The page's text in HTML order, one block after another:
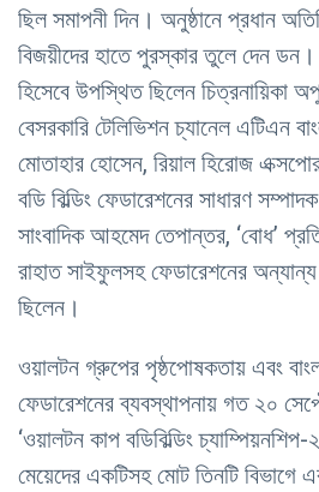
ছিল সমাপনী দিন। অনুষ্ঠানে প্রধান
বিজয়ীদের হাতে পুরস্কার তুলে দেন ডন।
হিসেবে উপস্থিত ছিলেন চিত্রনায়িকা
বেসরকারি টেলিভিশন চ্যানেল এটিএন
মোতাহার হোসেন, রিয়াল হিরোজ এক্সপোর
বডি বিল্ডিং ফেডারেশনের সাধারণ
সাংবাদিক আহমেদ তেপান্তর, ‘বোধ’
রাহাত সাইফুলসহ ফেডারেশনের অন্যান্য
ছিলেন।
ওয়ালটন গ্রুপের পৃষ্ঠপোষকতায় এবং
ফেডারেশনের ব্যবস্থাপনায় গত ২০
‘ওয়ালটন কাপ বডিবিল্ডিং
মেয়েদের একটিসহ মোট তিনটি বিভাগে